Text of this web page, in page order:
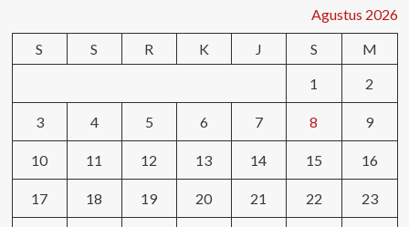
Agustus 2026
S
S R K J S
M
1
2
3 4 5 6 7 8 9
10 11 12 13 14 15 16
17 18 19 20 21 22 23